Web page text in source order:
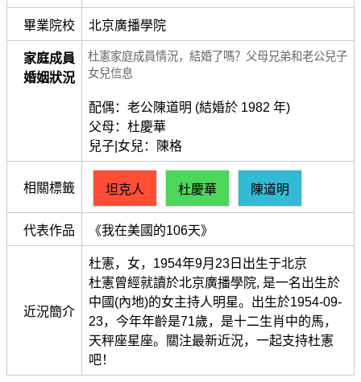
畢業院校 北京廣播學院
家庭成員
婚姻狀況
杜憲家庭成員情況，結婚了嗎？父母兄弟和老公兒子
女兒信息
配偶：老公陳道明 (結婚於 1982 年)
父母：杜慶華
兒子|女兒：陳格
相關標籤 坦克人 杜慶華 陳道明
代表作品 《我在美國的106天》
近況簡介
杜憲，女，1954年9月23日出生于北京
杜憲曾經就讀於北京廣播學院, 是一名出生於
中國(內地)的女主持人明星。出生於1954-09-
23，今年年齡是71歲，是十二生肖中的馬，
天秤座星座。關注最新近況，一起支持杜憲
吧！